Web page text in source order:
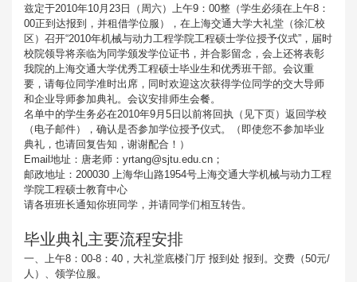
兹定于2010年10月23日（周六）上午9：00整（学生必须在上午8：
00正到达报到，并租借学位服），在上海交通大学大礼堂（徐汇校
区）召开“2010年机械与动力工程学院工程硕士学位授予仪式”，届时
校院领导将亲临为同学颁发学位证书，并合影留念，会上还将表彰
我院的上海交通大学优秀工程硕士毕业生和优秀班干部。会议重
要，请每位同学准时出席，同时欢迎这次获得学位同学的交大导师
和企业导师参加典礼。会议安排师生会餐。
名单中的学生务必在2010年9月5日以前将回执（见下页）返回学校
（电子邮件），确认是否参加学位授予仪式。（即使您不参加毕业
典礼，也请回复告知，谢谢配合！）
Email地址：唐老师：yrtang@sjtu.edu.cn；
邮政地址：200030 上海华山路1954号上海交通大学机械与动力工程
学院工程硕士教育中心
请各班班长通知你班同学，并请同学们相互转告。
毕业典礼主要流程安排
一、上午8：00-8：40，大礼堂底楼门厅 报到处 报到。交费（50元/
人）、领学位服。